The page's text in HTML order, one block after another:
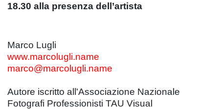
18.30 alla presenza dell’artista
Marco Lugli
www.marcolugli.name
marco@marcolugli.name
Autore iscritto all'Associazione Nazionale
Fotografi Professionisti TAU Visual